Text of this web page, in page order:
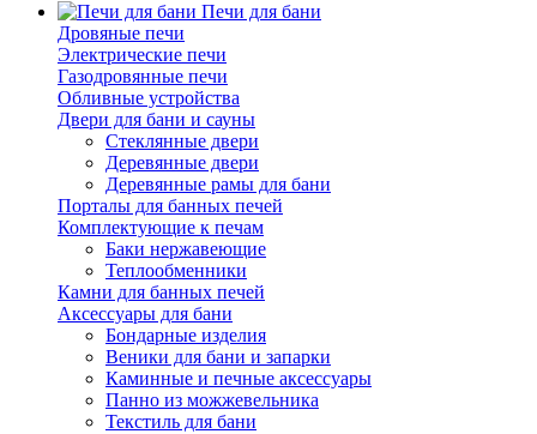
Печи для бани
Дровяные печи
Электрические печи
Газодровянные печи
Обливные устройства
Двери для бани и сауны
Стеклянные двери
Деревянные двери
Деревянные рамы для бани
Порталы для банных печей
Комплектующие к печам
Баки нержавеющие
Теплообменники
Камни для банных печей
Аксессуары для бани
Бондарные изделия
Веники для бани и запарки
Каминные и печные аксессуары
Панно из можжевельника
Текстиль для бани